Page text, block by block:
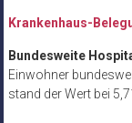
Krankenhaus-
Bundesweite
Einwohner
stand der Wert bei